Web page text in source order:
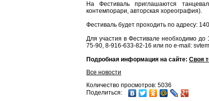
На Фестиваль приглашаются
контемпорари, авторская хореография).
Фестиваль будет проходить по адресу:
Для участия в Фестивале необходимо до
75-90, 8-916-633-82-16 или по e-mail:
Подробная информация на сайте: Своя
Все новости
Количество просмотров: 5036
Поделиться: